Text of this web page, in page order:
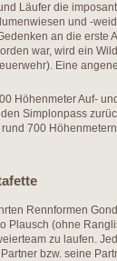
Läufer die
und -
an die erste
war, wird ein
Eine
Höhenmeter Auf-
Simplonpass
700
Rennformen
Plausch (ohne
zu laufen.
bzw. seine